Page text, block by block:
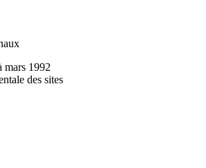
mars 1992
des sites